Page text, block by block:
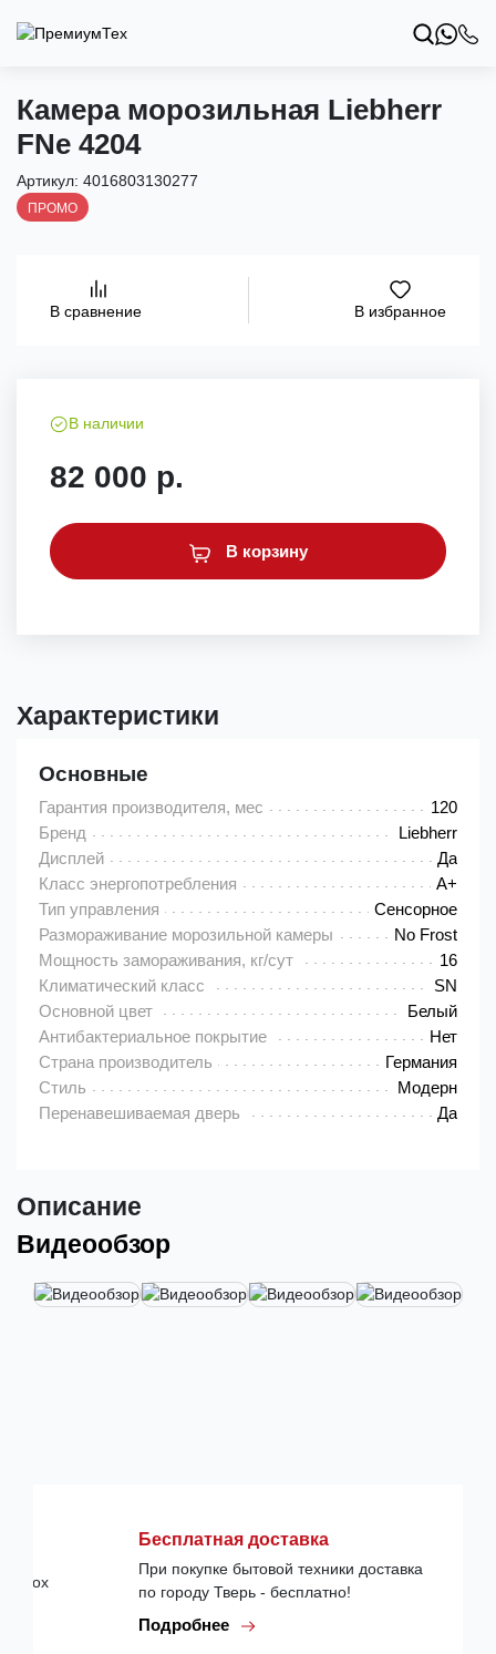
Камера морозильная Liebherr
FNe 4204
Артикул: 4016803130277
ПРОМО
В сравнение В избранное
В наличии
82 000 р.
В корзину
Характеристики
Основные
Гарантия производителя, мес
120
Бренд
Liebherr
Дисплей
Да
Класс энергопотребления
A+
Тип управления
Сенсорное
Размораживание морозильной камеры
No Frost
Мощность замораживания, кг/сут
16
Климатический класс
SN
Основной цвет
Белый
Антибактериальное покрытие
Нет
Страна производитель
Германия
Стиль
Модерн
Перенавешиваемая дверь
Да
Описание
Видеообзор
Бесплатная доставка
При покупке бытовой техники доставка
по городу Тверь - бесплатно!
Подробнее